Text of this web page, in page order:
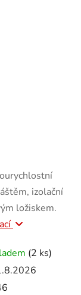
izolační
ložiskem.
(2 ks)